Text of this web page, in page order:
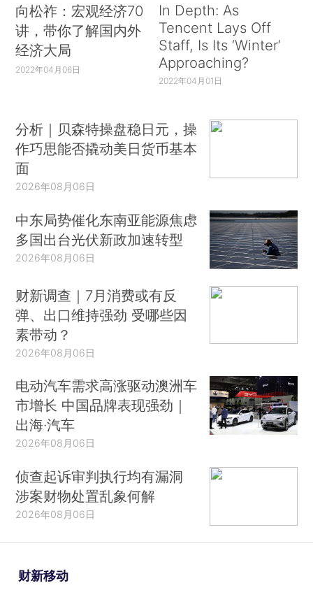
向松祚：宏观经济70
讲，带你了解国内外
经济大局
2022年04月06日
In Depth: As
Tencent Lays Off
Staff, Is Its ‘Winter’
Approaching?
2022年04月01日
分析｜贝森特操盘稳日元，操
作巧思能否撬动美日货币基本
面
2026年08月06日
中东局势催化东南亚能源焦虑
多国出台光伏新政加速转型
2026年08月06日
财新调查｜7月消费或有反
弹、出口维持强劲 受哪些因
素带动？
2026年08月06日
电动汽车需求高涨驱动澳洲车
市增长 中国品牌表现强劲｜
出海·汽车
2026年08月06日
侦查起诉审判执行均有漏洞
涉案财物处置乱象何解
2026年08月06日
财新移动